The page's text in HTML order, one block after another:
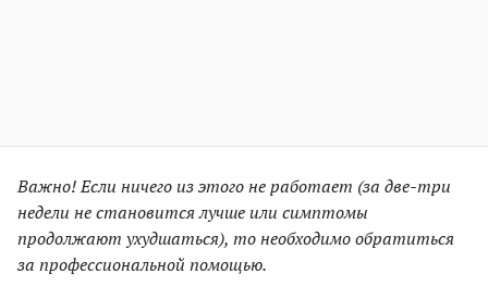
Важно! Если ничего из этого не работает (за две-три
недели не становится лучше или симптомы
продолжают ухудшаться), то необходимо обратиться
за профессиональной помощью.